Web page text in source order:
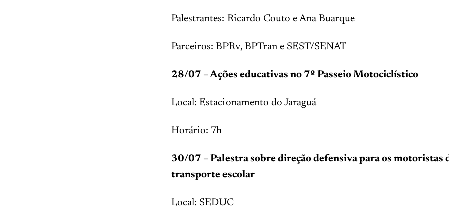
Palestrantes: Ricardo Couto e Ana Buarque
Parceiros: BPRv, BPTran e SEST/SENAT
28/07 – Ações educativas no 7º Passeio Motociclístico
Local: Estacionamento do Jaraguá
Horário: 7h
30/07 – Palestra sobre direção defensiva para os motoristas
transporte escolar
Local: SEDUC